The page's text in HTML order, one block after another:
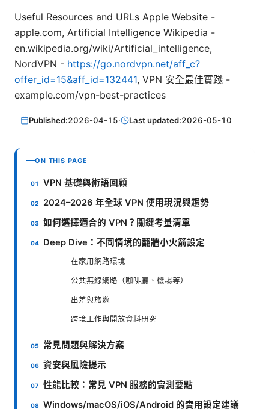
Useful Resources and URLs Apple Website -
apple.com, Artificial Intelligence Wikipedia -
en.wikipedia.org/wiki/Artificial_intelligence,
NordVPN - https://go.nordvpn.net/aff_c?
offer_id=15&aff_id=132441, VPN 安全最佳實踐 -
example.com/vpn-best-practices
Published:2026-04-15· Last updated:2026-05-10
ON THIS PAGE
VPN 基礎與術語回顧
2024–2026 年全球 VPN 使用現況與趨勢
如何選擇適合的 VPN？關鍵考量清單
Deep Dive：不同情境的翻牆小火箭設定
在家用網路環境
公共無線網路（咖啡廳、機場等）
出差與旅遊
跨境工作與開放資料研究
常見問題與解決方案
資安與風險提示
性能比較：常見 VPN 服務的實測要點
Windows/macOS/iOS/Android 的實用設定建議